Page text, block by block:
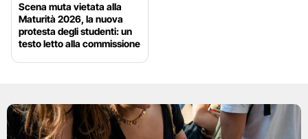
Scena muta vietata alla
Maturità 2026, la nuova
protesta degli studenti: un
testo letto alla commissione